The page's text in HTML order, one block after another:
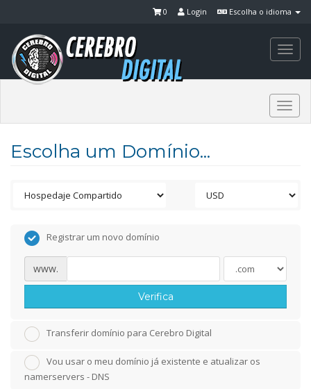
Escolha o idioma
Login
0
Escolha um Domínio...
Registrar um novo domínio
www.
Verifica
Transferir domínio para Cerebro Digital
Vou usar o meu domínio já existente e atualizar os
namerservers - DNS